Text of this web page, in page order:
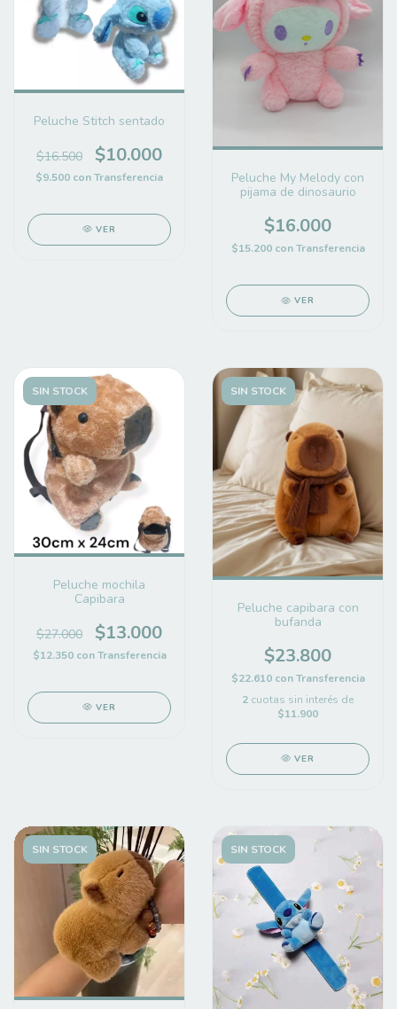
Peluche Stitch sentado
$16.500 $10.000
$9.500 conTransferencia
VER
Peluche My Melody con
pijama de dinosaurio
$16.000
$15.200 con Transferencia
VER
SIN STOCK
Peluche mochila
Capibara
$27.000 $13.000
$12.350 con Transferencia
VER
SIN STOCK
Peluche capibara con
bufanda
$23.800
$22.610 con Transferencia
2 cuotas sin interés de
$11.900
VER
SIN STOCK SIN STOCK